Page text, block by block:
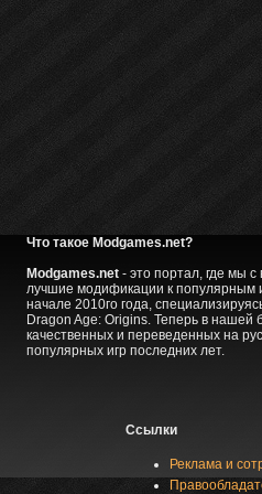
Что такое Modgames.net?
Modgames.net- это портал, где мы
лучшие модификации к популярным
начале 2010го года,
Dragon Age: Origins. Теперь в нашей
качественных и переведенных на
популярных игр последних лет.
Ссылки
Реклама и